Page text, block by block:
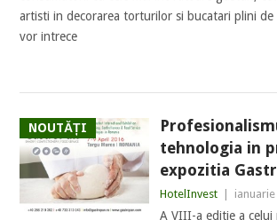
artisti in decorarea torturilor si bucatari plini de
vor intrece
NOUTĂȚI
tehnologia in
expozitia
HotelInvest
A VIII-a editie a celui